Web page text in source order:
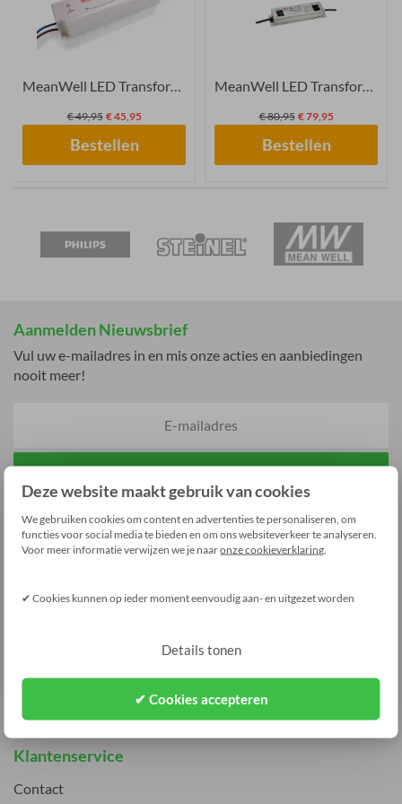
Deze website maakt gebruik van cookies
We gebruiken cookies om content en advertenties te personaliseren, om
functies voor social media te bieden en om ons websiteverkeer te analyseren.
Voor meer informatie verwijzen we je naaronze cookieverklaring
✔ Cookies kunnen op ieder moment eenvoudig aan- en uitgezet worden
Details tonen
✔ Cookies accepteren
MeanWell LED Transformat...
€ 49,95 € 45,95
Bestellen
MeanWell LED Transformat...
€ 80,95 € 79,95
Bestellen
Aanmelden Nieuwsbrief
Vul uw e-mailadres in en mis onze acties en aanbiedingen
nooit meer!
Contact
info@ledshop-groenovatie.com
Klantenservice
Contact